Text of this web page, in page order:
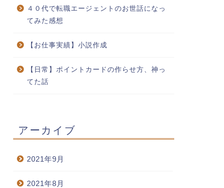
【お仕事実績】鍼灸院様
４０代で転職エージェントのお世話になっ
てみた感想
【お仕事実績】小説作成
【日常】ポイントカードの作らせ方、神っ
てた話
アーカイブ
2021年9月
2021年8月